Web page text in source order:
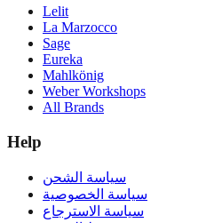
Lelit
La Marzocco
Sage
Eureka
Mahlkönig
Weber Workshops
All Brands
Help
سياسة الشحن
سياسة الخصوصية
سياسة الاسترجاع